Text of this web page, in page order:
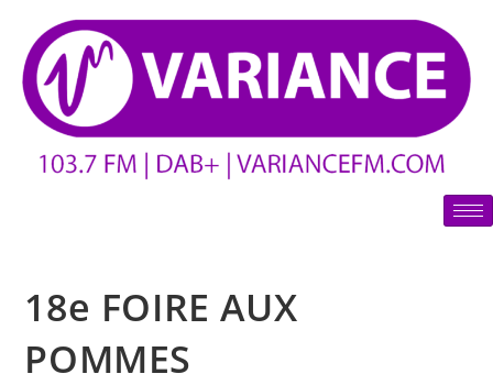
18e FOIRE AUX
POMMES